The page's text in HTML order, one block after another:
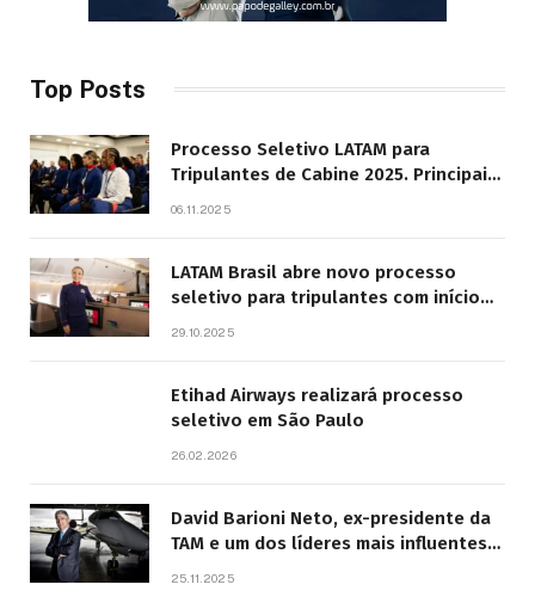
Top Posts
Processo Seletivo LATAM para
Tripulantes de Cabine 2025. Principais
06.11.2025
LATAM Brasil abre novo processo
seletivo para tripulantes com início
29.10.2025
Etihad Airways realizará processo
seletivo em São Paulo
26.02.2026
David Barioni Neto, ex-presidente da
TAM e um dos líderes mais influentes
25.11.2025